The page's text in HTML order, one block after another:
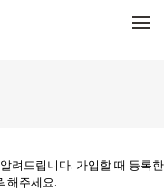
려드립니다. 가입할 때 등록한
해주세요.